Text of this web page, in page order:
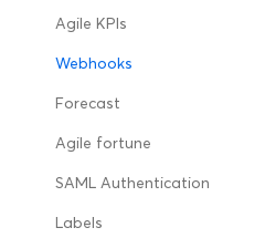
Agile KPIs
Webhooks
Forecast
Agile fortune
SAML Authentication
Labels